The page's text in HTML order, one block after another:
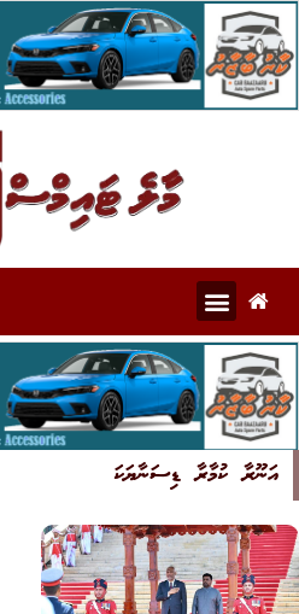
އަނޫރާ ކުމާރާ ޑިސަނާޔަކަ